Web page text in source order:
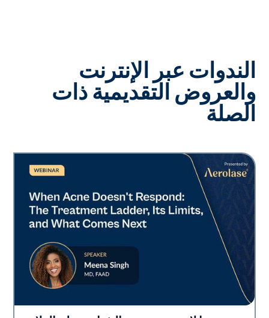
الندوات عبر الإنترنت
والعروض التقديمية ذات
الصلة